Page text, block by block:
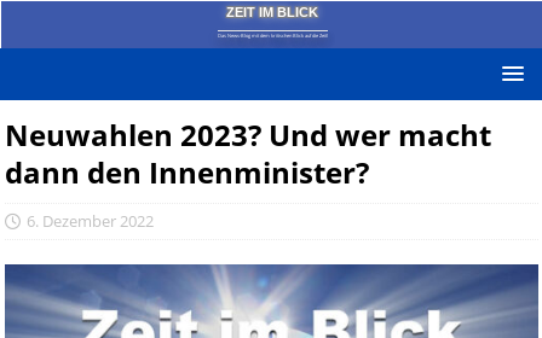
ZEIT IM BLICK
Das News-Blog mit dem kritischen Blick auf die Zeit!
Neuwahlen 2023? Und wer macht
dann den Innenminister?
6. Dezember 2022